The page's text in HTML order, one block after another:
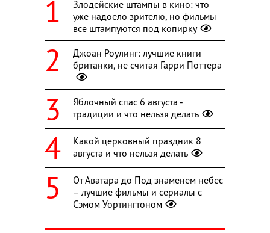
Злодейские штампы в кино: что
уже надоело зрителю, но фильмы
все штампуются под копирку
Джоан Роулинг: лучшие книги
британки, не считая Гарри Поттера
Яблочный спас 6 августа -
традиции и что нельзя делать
Какой церковный праздник 8
августа и что нельзя делать
От Аватара до Под знаменем небес
– лучшие фильмы и сериалы с
Сэмом Уортингтоном